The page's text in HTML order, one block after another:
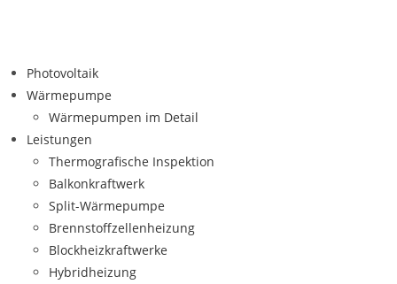
Photovoltaik
Wärmepumpe
Wärmepumpen im Detail
Leistungen
Thermografische Inspektion
Balkonkraftwerk
Split-Wärmepumpe
Brennstoffzellenheizung
Blockheizkraftwerke
Hybridheizung